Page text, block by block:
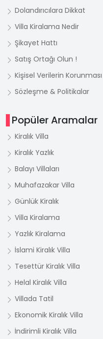
Dolandırıcılara Dikkat
Villa Kiralama Nedir
Şikayet Hattı
Satış Ortağı Olun !
Kişisel Verilerin Korunması
Sözleşme & Politikalar
Popüler Aramalar
Kiralık Villa
Kiralık Yazlık
Balayı Villaları
Muhafazakar Villa
Günlük Kiralık
Villa Kiralama
Yazlık Kiralama
İslami Kiralık Villa
Tesettür Kiralık Villa
Helal Kiralık Villa
Villada Tatil
Ekonomik Kiralık Villa
İndirimli Kiralık Villa